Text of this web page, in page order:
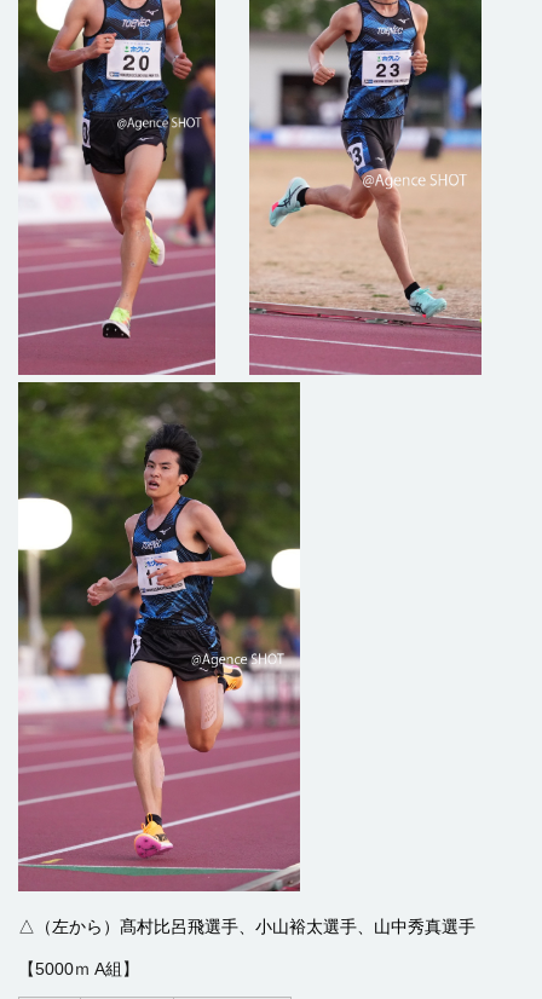
△（左から）髙村比呂飛選手、小山裕太選手、山中秀真選手
【5000ｍ A組】